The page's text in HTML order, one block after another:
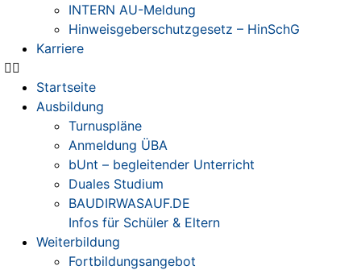
INTERN AU-Meldung
Hinweisgeberschutzgesetz – HinSchG
Karriere
Startseite
Ausbildung
Turnuspläne
Anmeldung ÜBA
bUnt – begleitender Unterricht
Duales Studium
BAUDIRWASAUF.DE
Infos für Schüler & Eltern
Weiterbildung
Fortbildungsangebot